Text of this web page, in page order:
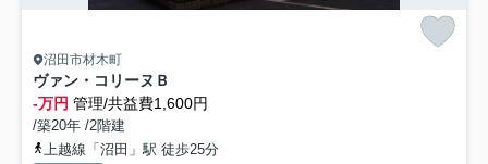
沼田市材木町
ヴァン・コリーヌＢ
-万円 管理/共益費1,600円
/築20年 /2階建
上越線「沼田」駅 徒歩25分